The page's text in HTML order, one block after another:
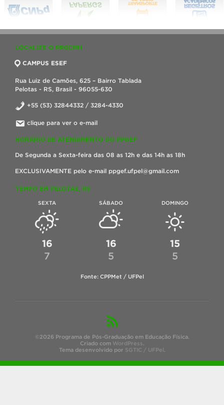
LOCALIZE O PPGCMH
CAMPUS ESEF
Rua Luiz de Camões, 625 – Bairro Tablada
Pelotas - RS, Brasil - 96055-630
+55 (53) 32844332 / 3284-4330
clique para ver o e-mail
HORÁRIO DE ATENDIMENTO DO PPGEF
De Segunda a Sexta-feira das 08 as 12h e das 14h as 18h
EXCLUSIVAMENTE pelo e-mail ppgef.ufpel@gmail.com
TEMPO EM PELOTAS, RS
SEXTA
16
7
SÁBADO
16
5
DOMINGO
15
5
Fonte: CPPMet / UFPel
©2026 Programa de Pós-Graduação em Educação Física.
Criado com WordPress.
Tema desenvolvido por SGTIC / UFPel .